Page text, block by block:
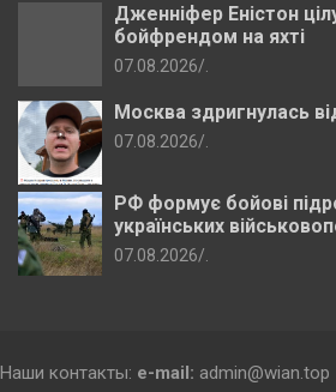
Дженніфер Еністон
бойфрендом на яхті
07.08.2026
Москва здригнулась
07.08.2026
РФ формує бойові
українських
07.08.2026
Наши контакты: e-mail: admin@wian.top